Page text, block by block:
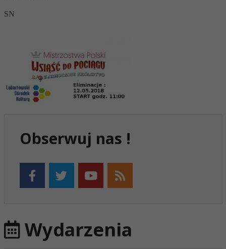
SN
Obserwuj nas !
Wydarzenia